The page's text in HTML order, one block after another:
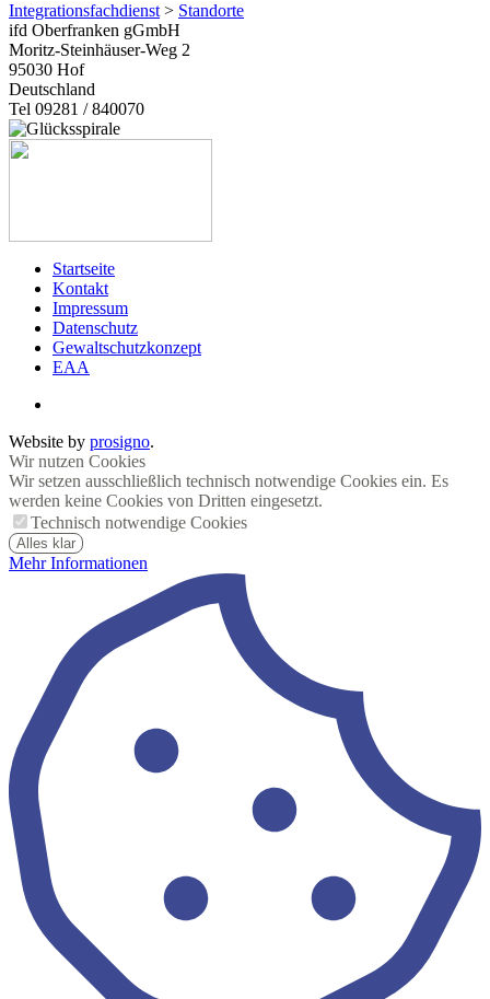
Integrationsfachdienst> Standorte
ifd Oberfranken gGmbH
Moritz-Steinhäuser-Weg 2
95030 Hof
Deutschland
Tel 09281 / 840070
Startseite
Kontakt
Impressum
Datenschutz
Gewaltschutzkonzept
EAA
Website by prosigno.
Wir nutzen Cookies
Wir setzen ausschließlich technisch notwendige Cookies ein. Es
werden keine Cookies von Dritten eingesetzt.
Technisch notwendige Cookies
Alles klar
Mehr Informationen